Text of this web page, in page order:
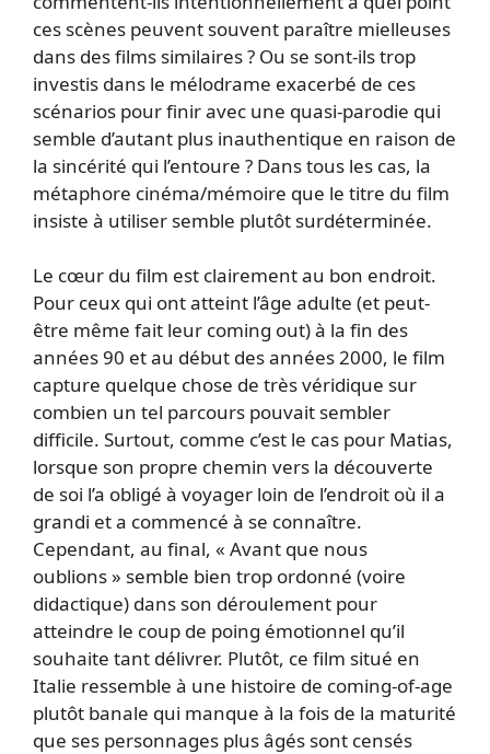
ces scènes peuvent souvent paraître mielleuses
dans des films similaires ? Ou se sont-ils trop
investis dans le mélodrame exacerbé de ces
scénarios pour finir avec une quasi-parodie qui
semble d’autant plus inauthentique en raison de
la sincérité qui l’entoure ? Dans tous les cas, la
métaphore cinéma/mémoire que le titre du film
insiste à utiliser semble plutôt surdéterminée.
Le cœur du film est clairement au bon endroit.
Pour ceux qui ont atteint l’âge adulte (et peut-
être même fait leur coming out) à la fin des
années 90 et au début des années 2000, le film
capture quelque chose de très véridique sur
combien un tel parcours pouvait sembler
difficile. Surtout, comme c’est le cas pour Matias,
lorsque son propre chemin vers la découverte
de soi l’a obligé à voyager loin de l’endroit où il a
grandi et a commencé à se connaître.
Cependant, au final, « Avant que nous
oublions » semble bien trop ordonné (voire
didactique) dans son déroulement pour
atteindre le coup de poing émotionnel qu’il
souhaite tant délivrer. Plutôt, ce film situé en
Italie ressemble à une histoire de coming-of-age
plutôt banale qui manque à la fois de la maturité
que ses personnages plus âgés sont censés